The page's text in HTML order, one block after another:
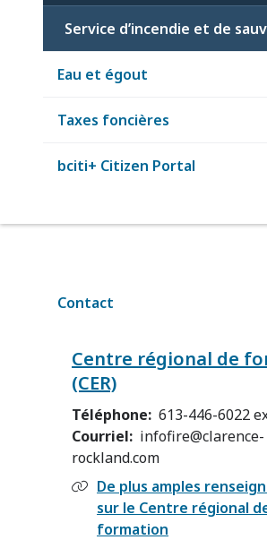
Service d’incendie et de
Eau et égout
Taxes foncières
bciti+ Citizen Portal
Contact
Centre régional de
(CER)
Téléphone 613-446-6022
Courriel
infofire@clarence-
rockland.com
De plus amples
sur le Centre régional
formation